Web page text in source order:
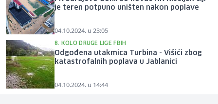
je teren potpuno uništen nakon poplave
04.10.2024. u 23:05
8. KOLO DRUGE LIGE FBIH
Odgođena utakmica Turbina - Višići zbog
katastrofalnih poplava u Jablanici
04.10.2024. u 14:44